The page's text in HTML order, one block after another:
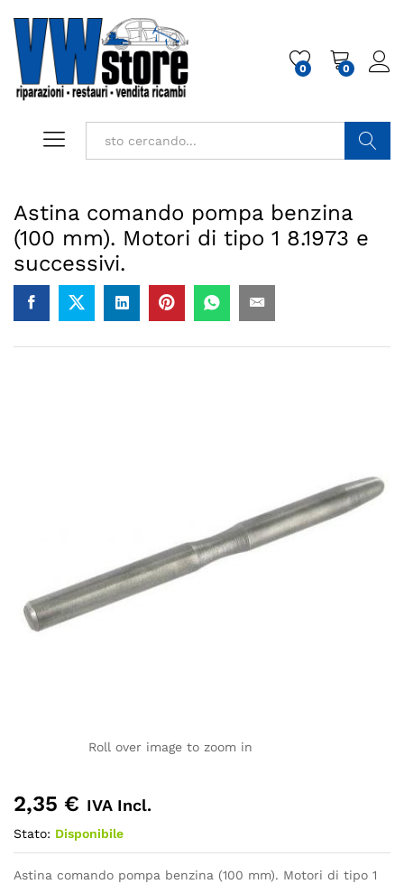
0 0
Astina comando pompa benzina
(100 mm). Motori di tipo 1 8.1973 e
successivi.
Roll over image to zoom in
2,35 € IVA Incl.
Stato: Disponibile
Astina comando pompa benzina (100 mm). Motori di tipo 1